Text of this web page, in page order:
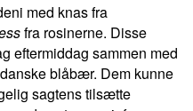
med knas fra
fra rosinerne. Disse
eftermiddag sammen med
blåbær. Dem kunne
sagtens tilsætte